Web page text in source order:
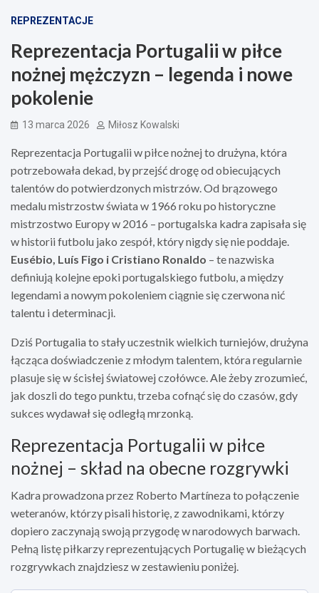
REPREZENTACJE
Reprezentacja Portugalii w piłce
nożnej mężczyzn – legenda i nowe
pokolenie
13 marca 2026 Miłosz Kowalski
Reprezentacja Portugalii w piłce nożnej to drużyna, która
potrzebowała dekad, by przejść drogę od obiecujących
talentów do potwierdzonych mistrzów. Od brązowego
medalu mistrzostw świata w 1966 roku po historyczne
mistrzostwo Europy w 2016 – portugalska kadra zapisała się
w historii futbolu jako zespół, który nigdy się nie poddaje.
Eusébio, Luís Figo i Cristiano Ronaldo – te nazwiska
definiują kolejne epoki portugalskiego futbolu, a między
legendami a nowym pokoleniem ciągnie się czerwona nić
talentu i determinacji.
Dziś Portugalia to stały uczestnik wielkich turniejów, drużyna
łącząca doświadczenie z młodym talentem, która regularnie
plasuje się w ścisłej światowej czołówce. Ale żeby zrozumieć,
jak doszli do tego punktu, trzeba cofnąć się do czasów, gdy
sukces wydawał się odległą mrzonką.
Reprezentacja Portugalii w piłce
nożnej – skład na obecne rozgrywki
Kadra prowadzona przez Roberto Martíneza to połączenie
weteranów, którzy pisali historię, z zawodnikami, którzy
dopiero zaczynają swoją przygodę w narodowych barwach.
Pełną listę piłkarzy reprezentujących Portugalię w bieżących
rozgrywkach znajdziesz w zestawieniu poniżej.